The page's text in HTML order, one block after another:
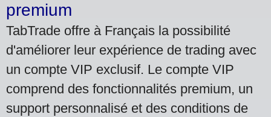
premium
TabTrade offre à Français la possibilité
d'améliorer leur expérience de trading avec
un compte VIP exclusif. Le compte VIP
comprend des fonctionnalités premium, un
support personnalisé et des conditions de